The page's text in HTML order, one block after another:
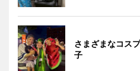
さまざまなコス
子